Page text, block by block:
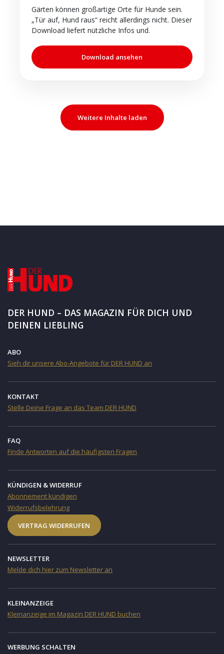
Gärten können großartige Orte für Hunde sein.
„Tür auf, Hund raus“ reicht allerdings nicht. Dieser
Download liefert nützliche Infos und.
Download ansehen
Weitere Inhalte laden
DER HUND – DAS MAGAZIN FÜR DICH UND
DEINEN LIEBLING
ABO
Sieh dir unsere Abo-Angebote für DER HUND an
KONTAKT
Stelle Deine Frage an das Team DER HUND
FAQ
Finde Antworten auf die häufigsten Fragen
KÜNDIGEN & WIDERRUF
Abonnement kündigen
Widerrufsbelehrung
VERTRAG WIDERRUFEN
NEWSLETTER
Melde dich hier zum Newsletter an
KLEINANZEIGE
Kleinanzeige im Magazin DER HUND buchen
WERBUNG SCHALTEN